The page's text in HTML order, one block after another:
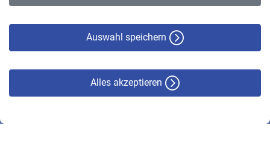
Auswahl speichern
Alles akzeptieren
© VBL 2026